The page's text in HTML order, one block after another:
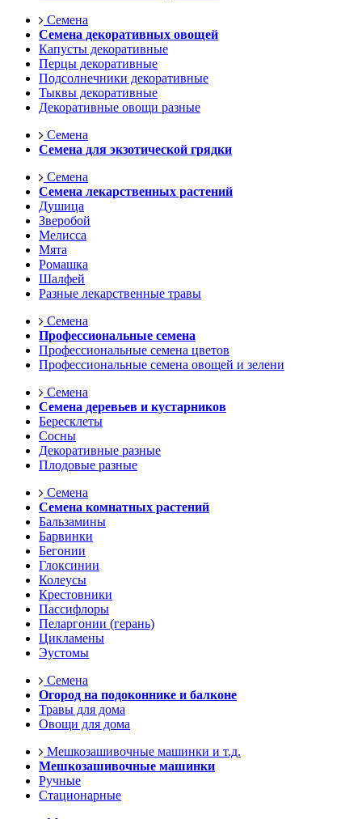
Семена
Семена декоративных овощей
Капусты декоративные
Перцы декоративные
Подсолнечники декоративные
Тыквы декоративные
Декоративные овощи разные
Семена
Семена для экзотической грядки
Семена
Семена лекарственных растений
Душица
Зверобой
Мелисса
Мята
Ромашка
Шалфей
Разные лекарственные травы
Семена
Профессиональные семена
Профессиональные семена цветов
Профессиональные семена овощей и зелени
Семена
Семена деревьев и кустарников
Бересклеты
Сосны
Декоративные разные
Плодовые разные
Семена
Семена комнатных растений
Бальзамины
Барвинки
Бегонии
Глоксинии
Колеусы
Крестовники
Пассифлоры
Пеларгонии (герань)
Цикламены
Эустомы
Семена
Огород на подоконнике и балконе
Травы для дома
Овощи для дома
Мешкозашивочные машинки и т.д.
Мешкозашивочные машинки
Ручные
Стационарные